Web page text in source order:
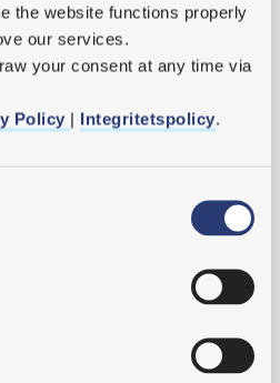
the website functions properly
our services.
your consent at any time via
Policy | Integritetspolicy.
perspektiv i utredningsarbetet
vecka!
till oss!